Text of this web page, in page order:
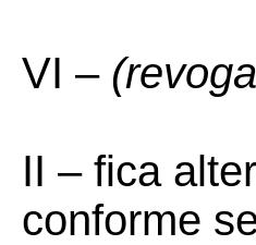
VI –
II – fica
conforme